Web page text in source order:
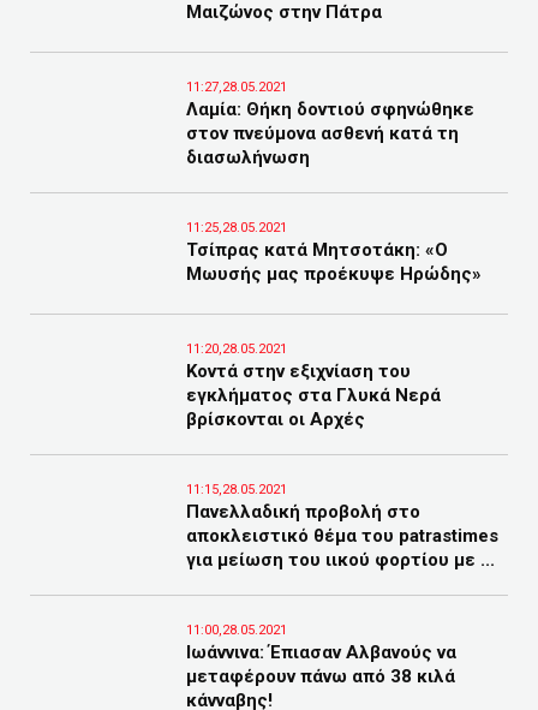
Μαιζώνος στην Πάτρα
11:27,28.05.2021
Λαμία: Θήκη δοντιού σφηνώθηκε
στον πνεύμονα ασθενή κατά τη
διασωλήνωση
11:25,28.05.2021
Τσίπρας κατά Μητσοτάκη: «Ο
Μωυσής μας προέκυψε Ηρώδης»
11:20,28.05.2021
Κοντά στην εξιχνίαση του
εγκλήματος στα Γλυκά Νερά
βρίσκονται οι Αρχές
11:15,28.05.2021
Πανελλαδική προβολή στο
αποκλειστικό θέμα του patrastimes
για μείωση του ιικού φορτίου με ...
11:00,28.05.2021
Ιωάννινα: Έπιασαν Αλβανούς να
μεταφέρουν πάνω από 38 κιλά
κάνναβης!